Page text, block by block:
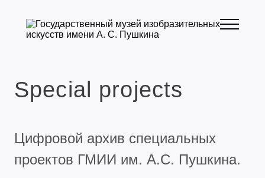
Special projects
Цифровой архив специальных
проектов ГМИИ им. А.С. Пушкина.